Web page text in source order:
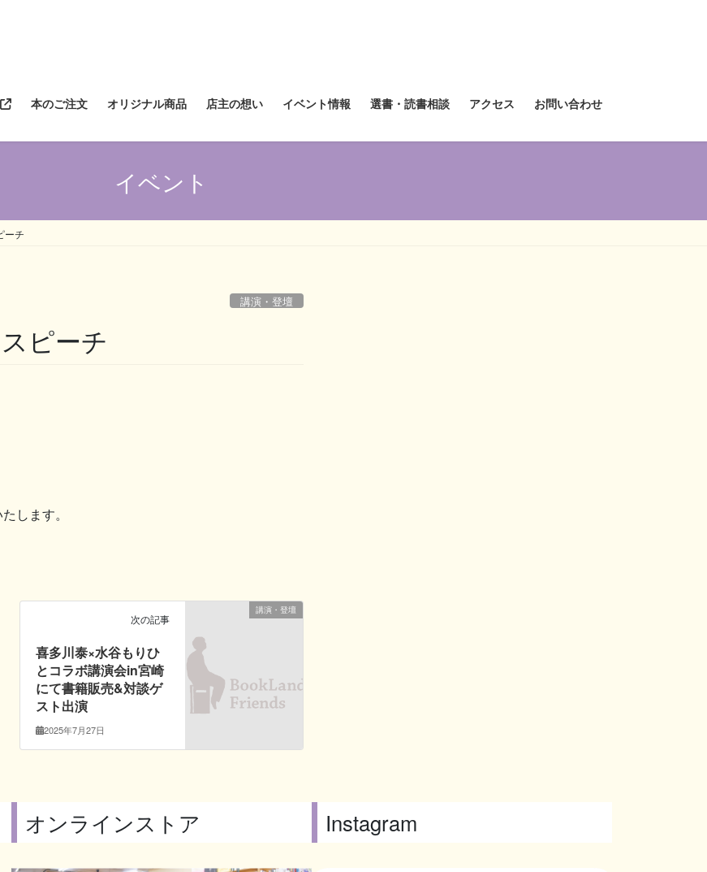
本のご注文 オリジナル商品 店主の想い イベント情報 選書・読書相談 アクセス お問い合わせ
イベント
ーチ
講演・登壇
ピーチ
します。
講演・登壇
次の記事
喜多川泰×水谷もりひ
とコラボ講演会in宮崎
にて書籍販売&対談ゲ
スト出演
2025年7月27日
オンラインストア Instagram